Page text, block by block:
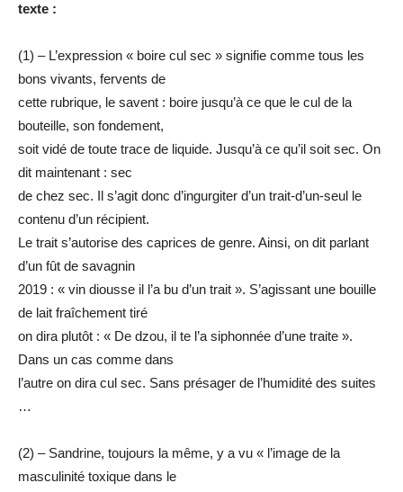
texte :
(1) – L’expression « boire cul sec » signifie comme tous les
bons vivants, fervents de
cette rubrique, le savent : boire jusqu’à ce que le cul de la
bouteille, son fondement,
soit vidé de toute trace de liquide. Jusqu’à ce qu’il soit sec. On
dit maintenant : sec
de chez sec. Il s’agit donc d’ingurgiter d’un trait-d’un-seul le
contenu d’un récipient.
Le trait s’autorise des caprices de genre. Ainsi, on dit parlant
d’un fût de savagnin
2019 : « vin diousse il l’a bu d’un trait ». S’agissant une bouille
de lait fraîchement tiré
on dira plutôt : « De dzou, il te l’a siphonnée d’une traite ».
Dans un cas comme dans
l’autre on dira cul sec. Sans présager de l’humidité des suites
…
(2) – Sandrine, toujours la même, y a vu « l’image de la
masculinité toxique dans le